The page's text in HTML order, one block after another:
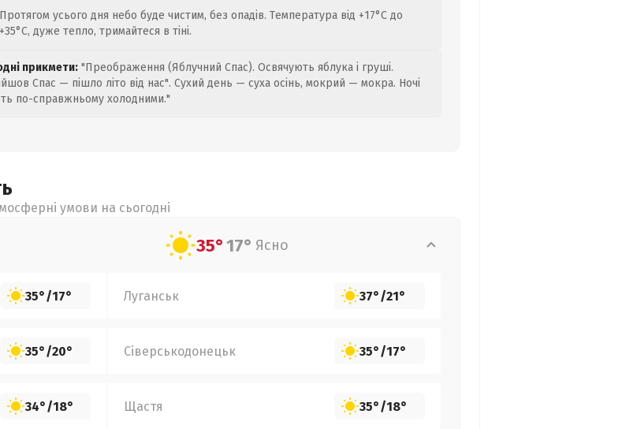
Протягом усього дня небо буде чистим, без опадів. Температура від +17°C до
+35°C, дуже тепло, тримайтеся в тіні.
прикмети: "Преображення (Яблучний Спас). Освячують яблука і груші.
Спас — пішло літо від нас". Сухий день — суха осінь, мокрий — мокра. Ночі
по-справжньому холодними."
умови на сьогодні
35°17° Ясно
35°/17° Луганськ 37°/21°
35°/20° Сіверськодонецьк 35°/17°
34°/18° Щастя 35°/18°